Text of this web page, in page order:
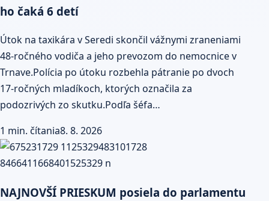
ho čaká 6 detí
Útok na taxikára v Seredi skončil vážnymi zraneniami
48-ročného vodiča a jeho prevozom do nemocnice v
Trnave.Polícia po útoku rozbehla pátranie po dvoch
17-ročných mladíkoch, ktorých označila za
podozrivých zo skutku.Podľa šéfa…
1 min. čítania8. 8. 2026
NAJNOVŠÍ PRIESKUM posiela do parlamentu